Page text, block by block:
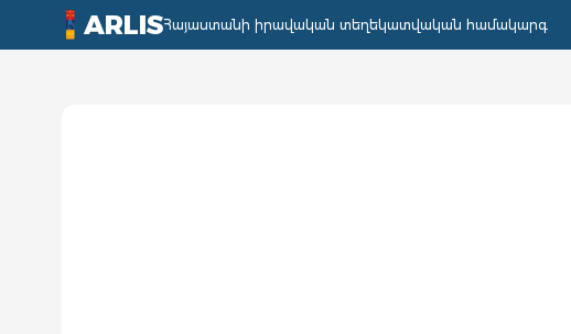
ARLISՀայաստանի իրավական տեղեկատվական համակարգ